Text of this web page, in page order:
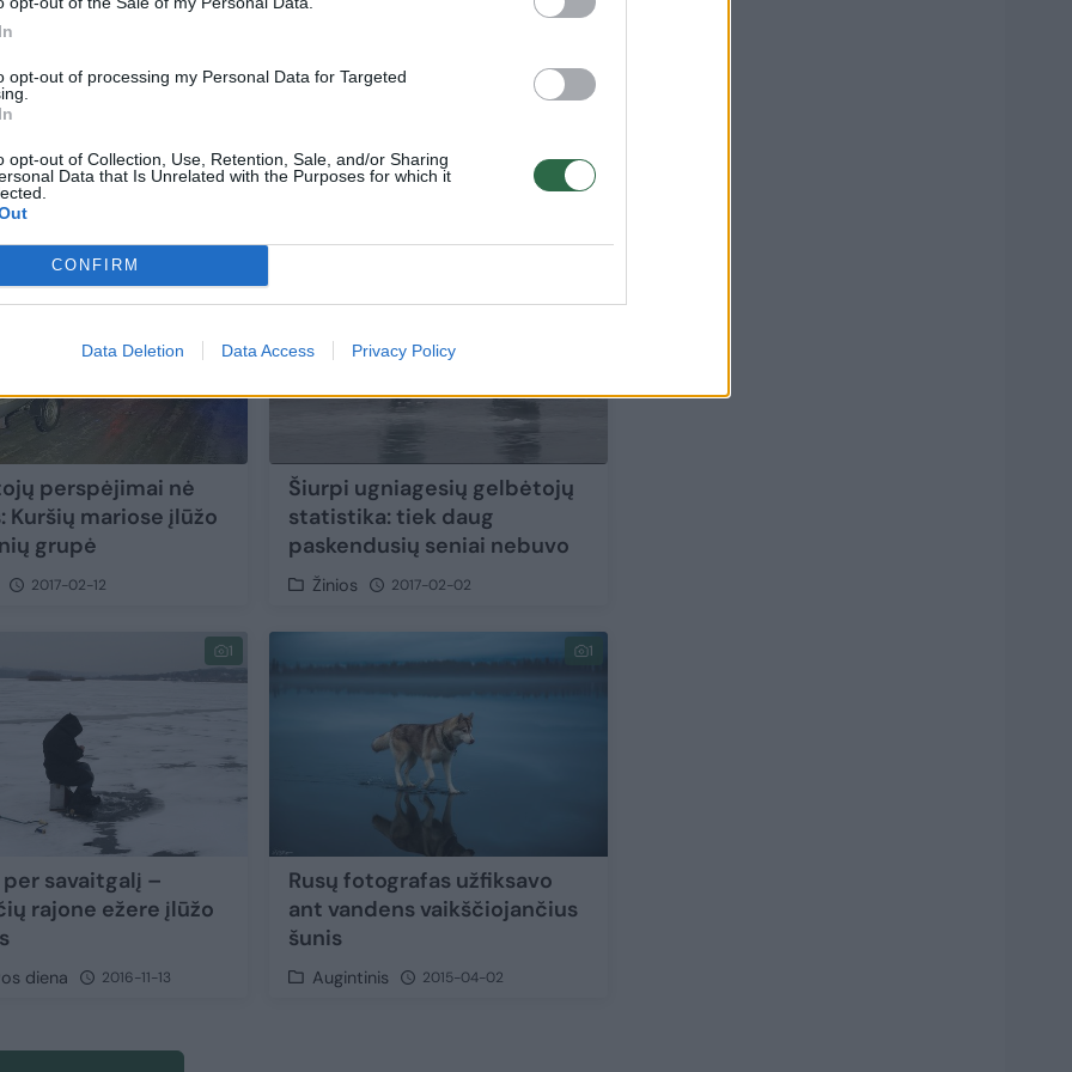
opt-out of processing my Personal Data for Targeted
opt-out of Collection, Use, Retention, Sale, and/or Sharing
Data that Is Unrelated with the Purposes for which it
CONFIRM
Data Deletion Data Access Privacy Policy
Po garsaus trenerio V. Rimkaus tragedijos ant
atsisveikinti su tėvu – Neris jo kūno neatidavė
perspėjimai nė
Kuršių mariose įlūžo
grupė
2017-02-12
Šiurpi ugniagesių gelbėtojų
statistika: tiek daug
paskendusių seniai nebuvo
Žinios 2017-02-02
1
savaitgalį –
rajone ežere įlūžo
diena 2016-11-13
1
Rusų fotografas užfiksavo
ant vandens vaikščiojančius
šunis
Augintinis 2015-04-02